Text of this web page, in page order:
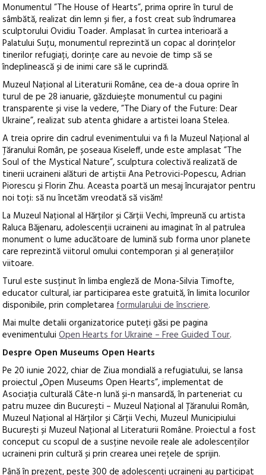
Monumentul ”The House of Hearts”, prima oprire în turul de
sâmbătă, realizat din lemn și fier, a fost creat sub îndrumarea
sculptorului Ovidiu Toader. Amplasat în curtea interioară a
Palatului Suțu, monumentul reprezintă un copac al dorințelor
tinerilor refugiați, dorințe care au nevoie de timp să se
îndeplinească și de inimi care să le cuprindă.
Muzeul Național al Literaturii Române, cea de-a doua oprire în
turul de pe 28 ianuarie, găzduiește monumentul cu pagini
transparente și vise la vedere, ”The Diary of the Future: Dear
Ukraine”, realizat sub atenta ghidare a artistei Ioana Stelea.
A treia oprire din cadrul evenimentului va fi la Muzeul Național al
Țăranului Român, pe șoseaua Kiseleff, unde este amplasat ”The
Soul of the Mystical Nature”, sculptura colectivă realizată de
tinerii ucraineni alături de artiștii Ana Petrovici-Popescu, Adrian
Piorescu și Florin Zhu. Aceasta poartă un mesaj încurajator pentru
noi toți: să nu încetăm vreodată să visăm!
La Muzeul Național al Hărților și Cărții Vechi, împreună cu artista
Raluca Băjenaru, adolescenții ucraineni au imaginat în al patrulea
monument o lume aducătoare de lumină sub forma unor planete
care reprezintă viitorul omului contemporan și al generațiilor
viitoare.
Turul este susținut în limba engleză de Mona-Silvia Timofte,
educator cultural, iar participarea este gratuită, în limita locurilor
disponibile, prin completareaformularului de înscriere.
Mai multe detalii organizatorice puteți găsi pe pagina
evenimentuluiOpen Hearts for Ukraine – Free Guided Tour.
Despre Open Museums Open Hearts
Pe 20 iunie 2022, chiar de Ziua mondială a refugiatului, se lansa
proiectul „Open Museums Open Hearts”, implementat de
Asociația culturală Câte-n lună și-n mansardă, în parteneriat cu
patru muzee din București – Muzeul Național al Țăranului Român,
Muzeul Național al Hărților și Cărții Vechi, Muzeul Municipiului
București și Muzeul Național al Literaturii Române. Proiectul a fost
conceput cu scopul de a susține nevoile reale ale adolescenților
ucraineni prin cultură și prin crearea unei rețele de sprijin.